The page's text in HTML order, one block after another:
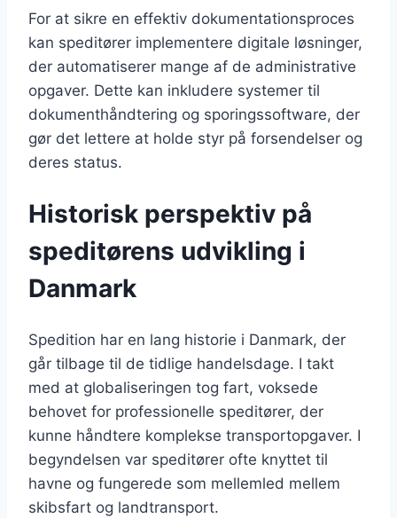
For at sikre en effektiv dokumentationsproces
kan speditører implementere digitale løsninger,
der automatiserer mange af de administrative
opgaver. Dette kan inkludere systemer til
dokumenthåndtering og sporingssoftware, der
gør det lettere at holde styr på forsendelser og
deres status.
Historisk perspektiv på
speditørens udvikling i
Danmark
Spedition har en lang historie i Danmark, der
går tilbage til de tidlige handelsdage. I takt
med at globaliseringen tog fart, voksede
behovet for professionelle speditører, der
kunne håndtere komplekse transportopgaver. I
begyndelsen var speditører ofte knyttet til
havne og fungerede som mellemled mellem
skibsfart og landtransport.